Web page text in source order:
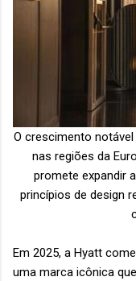
O crescimento
nas regiões da
promete expandir
princípios de design
Em 2025, a Hyatt
uma marca icônica